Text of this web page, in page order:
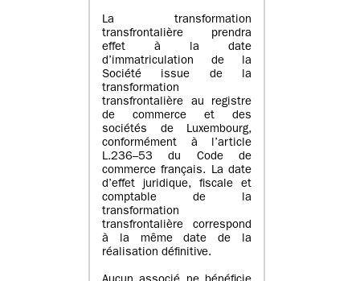
La transformation
transfrontalière prendra
effet à la date
d’immatriculation de la
Société issue de la
transformation
transfrontalière au registre
de commerce et des
sociétés de Luxembourg,
conformément à l’article
L.236–53 du Code de
commerce français. La date
d’effet juridique, fiscale et
comptable de la
transformation
transfrontalière correspond
à la même date de la
réalisation définitive.